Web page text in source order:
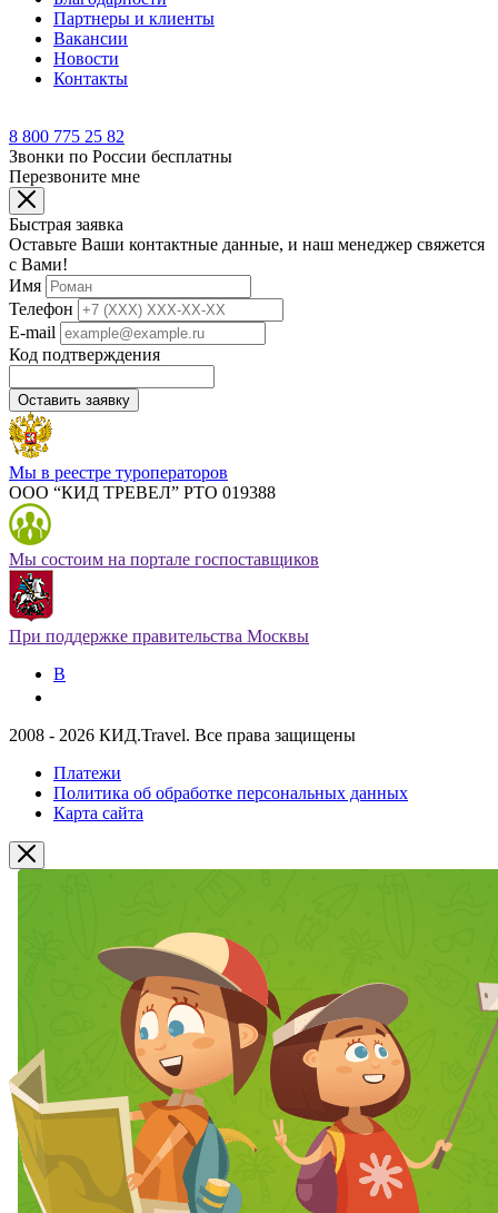
Партнеры и клиенты
Вакансии
Новости
Контакты
8 800 775 25 82
Звонки по России бесплатны
Перезвоните мне
Быстрая заявка
Оставьте Ваши контактные данные, и наш менеджер свяжется
с Вами!
Имя
Телефон
E-mail
Код подтверждения
Оставить заявку
Мы в реестре туроператоров
ООО “КИД ТРЕВЕЛ” РТО 019388
Мы состоим на портале госпоставщиков
При поддержке правительства Москвы
В
2008 - 2026 КИД.Travel. Все права защищены
Платежи
Политика об обработке персональных данных
Карта сайта